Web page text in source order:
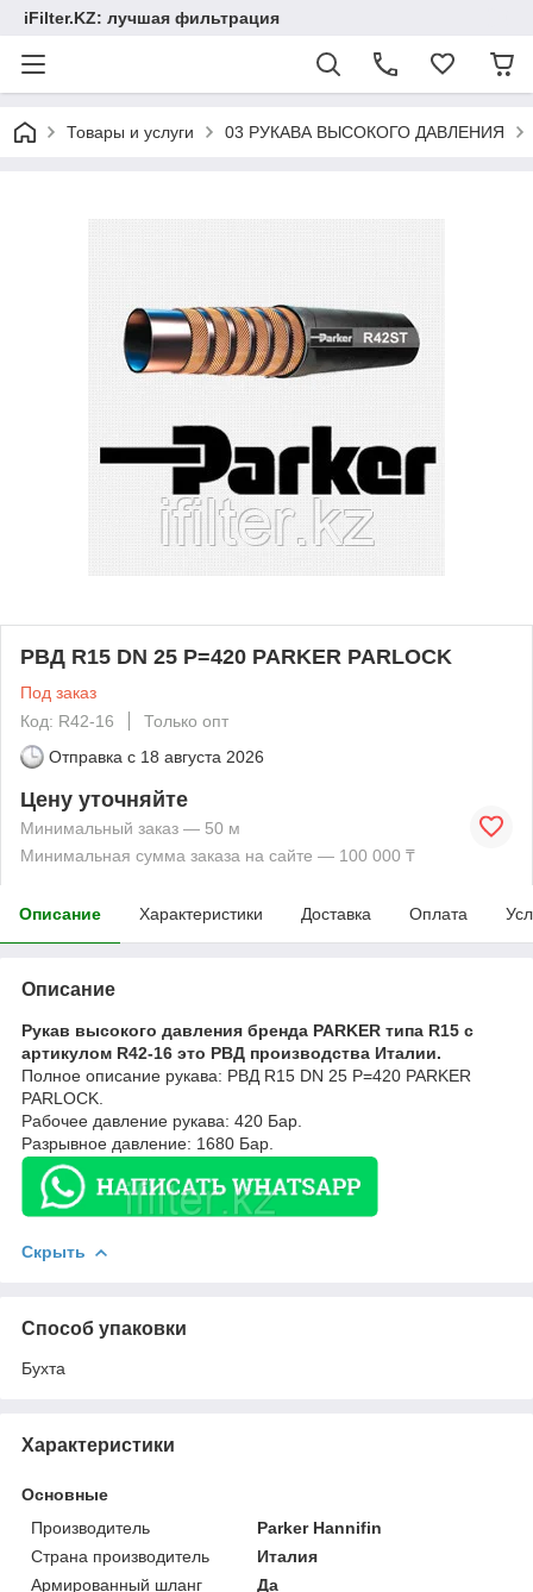
iFilter.KZ: лучшая фильтрация
Товары и услуги 03 РУКАВА ВЫСОКОГО ДАВЛЕНИЯ
РВД R15 DN 25 P=420 PARKER PARLOCK
Под заказ
Код: R42-16
Только опт
Отправка с 18 августа 2026
Цену уточняйте
Минимальный заказ — 50 м
Минимальная сумма заказа на сайте — 100 000 ₸
Описание Характеристики Доставка Оплата
Описание
Рукав высокого давления бренда PARKER типа R15 с
артикулом R42-16 это РВД производства Италии.
Полное описание рукава: РВД R15 DN 25 P=420 PARKER
PARLOCK.
Рабочее давление рукава: 420 Бар.
Разрывное давление: 1680 Бар.
Скрыть
Способ упаковки
Бухта
Характеристики
Основные
Производитель
Parker Hannifin
Страна производитель
Италия
Армированный шланг
Да